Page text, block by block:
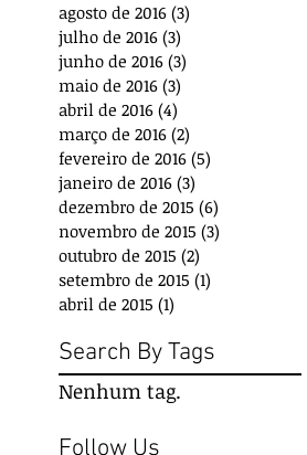
agosto de 2016 (3)
julho de 2016 (3)
junho de 2016 (3)
maio de 2016 (3)
abril de 2016 (4)
março de 2016 (2)
fevereiro de 2016 (5)
janeiro de 2016 (3)
dezembro de 2015 (6)
novembro de 2015 (3)
outubro de 2015 (2)
setembro de 2015 (1)
abril de 2015 (1)
Search By Tags
Nenhum tag.
Follow Us